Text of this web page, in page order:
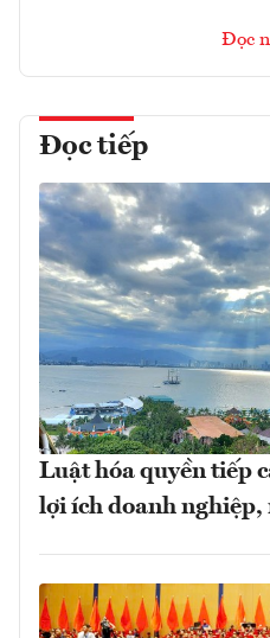
Đọc
Đọc tiếp
Luật hóa quyền tiếp
lợi ích doanh nghiệp,